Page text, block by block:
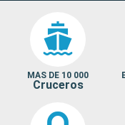
MAS DE 10 000
Cruceros